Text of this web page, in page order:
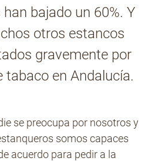
bajado un 60%. Y
otros estancos
gravemente por
tabaco en Andalucía.
se preocupa por nosotros y
somos capaces
acuerdo para pedir a la